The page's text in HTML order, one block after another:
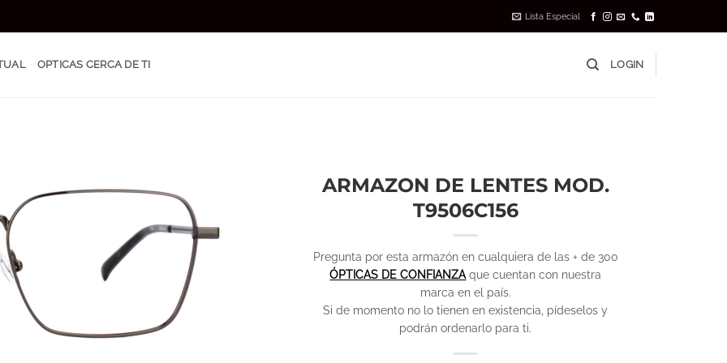
Lista Especial
OPTICAS CERCA DE TI LOGIN
ARMAZON DE LENTES MOD.
T9506C156
Pregunta por esta armazón en cualquiera de las + de 300
ÓPTICAS DE CONFIANZAque cuentan con nuestra
marca en el país.
Si de momento no lo tienen en existencia, pídeselos y
podrán ordenarlo para ti.